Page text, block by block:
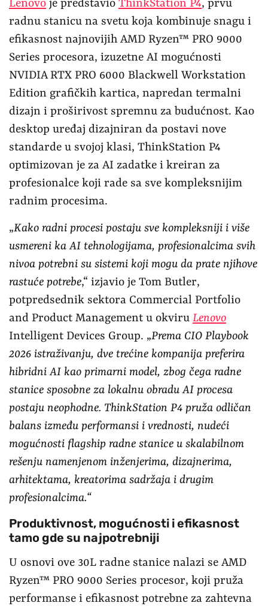
Lenovo je predstavio ThinkStation P4, prvu
radnu stanicu na svetu koja kombinuje snagu i
efikasnost najnovijih AMD Ryzen™ PRO 9000
Series procesora, izuzetne AI mogućnosti
NVIDIA RTX PRO 6000 Blackwell Workstation
Edition grafičkih kartica, napredan termalni
dizajn i proširivost spremnu za budućnost. Kao
desktop uređaj dizajniran da postavi nove
standarde u svojoj klasi, ThinkStation P4
optimizovan je za AI zadatke i kreiran za
profesionalce koji rade sa sve kompleksnijim
radnim procesima.
„Kako radni procesi postaju sve kompleksniji i više
usmereni ka AI tehnologijama, profesionalcima svih
nivoa potrebni su sistemi koji mogu da prate njihove
rastuće potrebe,“ izjavio je Tom Butler,
potpredsednik sektora Commercial Portfolio
and Product Management u okviru Lenovo
Intelligent Devices Group. „Prema CIO Playbook
2026 istraživanju, dve trećine kompanija preferira
hibridni AI kao primarni model, zbog čega radne
stanice sposobne za lokalnu obradu AI procesa
postaju neophodne. ThinkStation P4 pruža odličan
balans između performansi i vrednosti, nudeći
mogućnosti flagship radne stanice u skalabilnom
rešenju namenjenom inženjerima, dizajnerima,
arhitektama, kreatorima sadržaja i drugim
profesionalcima.“
Produktivnost, mogućnosti i efikasnost
tamo gde su najpotrebniji
U osnovi ove 30L radne stanice nalazi se AMD
Ryzen™ PRO 9000 Series procesor, koji pruža
performanse i efikasnost potrebne za zahtevna